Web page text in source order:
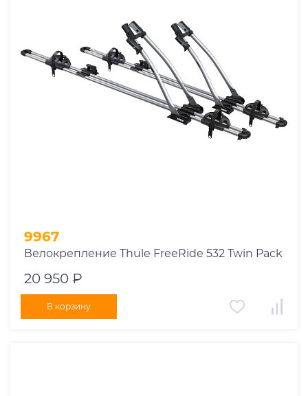
9967
Велокрепление Thule FreeRide 532 Twin Pack
20 950 ₽
В корзину